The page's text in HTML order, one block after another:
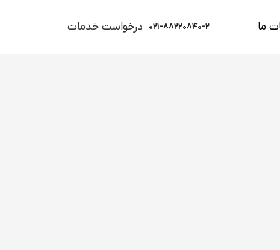
ما ۰۲۱-۸۸۲۲۰۸۴۰-۲ درخواست خدمات